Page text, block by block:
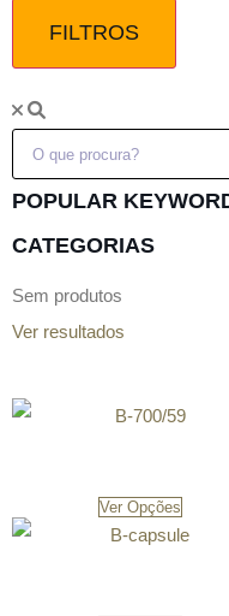
FILTROS
POPULAR
CATEGORIAS
Sem produtos
Ver resultados
Ver Opções